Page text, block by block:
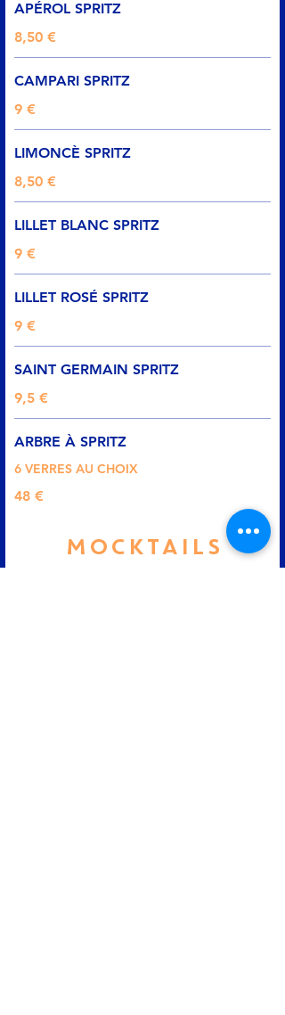
APÉROL SPRITZ
8,50 €
CAMPARI SPRITZ
9 €
LIMONCÈ SPRITZ
8,50 €
LILLET BLANC SPRITZ
9 €
LILLET ROSÉ SPRITZ
9 €
SAINT GERMAIN SPRITZ
9,5 €
ARBRE À SPRITZ
6 VERRES AU CHOIX
48 €
MOCKTAILS